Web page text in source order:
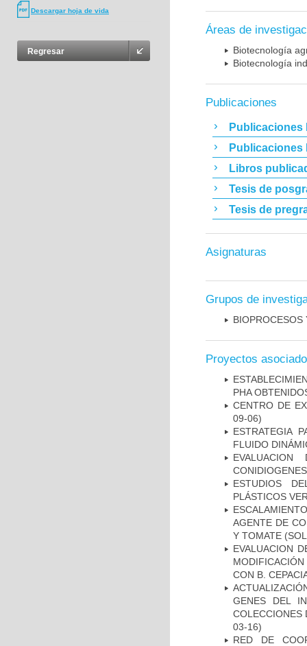
Descargar hoja de vida
Regresar
Áreas de
Biotecnología
Biotecnología
Publicaciones
Publicaciones
Publicaciones
Libros
Tesis de
Tesis de
Asignaturas
Grupos de
BIOPROCESOS
Proyectos
PHA
CENTRO DE
09-06)
ESTRATEGIA
FLUIDO
ESTUDIOS
PLÁSTICOS
AGENTE DE
Y TOMATE
EVALUACION
CON B.
GENES DEL
COLECCIONES
03-16)
RED DE